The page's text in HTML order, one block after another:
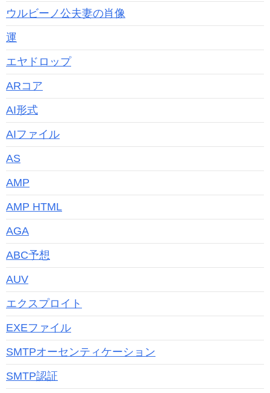
ウルビーノ公夫妻の肖像
運
エヤドロップ
ARコア
AI形式
AIファイル
AS
AMP
AMP HTML
AGA
ABC予想
AUV
エクスプロイト
EXEファイル
SMTPオーセンティケーション
SMTP認証